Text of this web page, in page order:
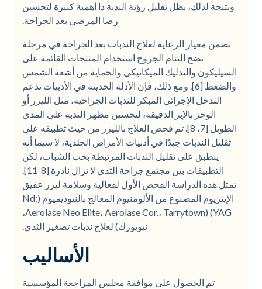
ونتيجة لذلك، يظل تقليل رؤية الندبة ذا أهمية كبيرة لتحسين
رضا المرضى بعد الجراحة.
تضمن معيار الرعاية لعلاج الندبات بعد الجراحة في مرحلة
نضج التئام الجروح استخدام المنتجات القائمة على
السيليكون والتدليك الميكانيكي والحماية من أشعة الشمس
والضغط [6]. ومع ذلك، فإن الأدلة الحديثة في الأدبيات تدعم
التدخل الإجرائي المبكر للندبات الجراحية، مثل الليزر أو
الوخز بالإبر الدقيقة، لتحسين مظهر الندبة على المدى
الطويل [7، 8]. تم فحص العلاج بالليزر من حيث تطبيقه على
تقليل الندبات جيدًا في أدبيات الأمراض الجلدية، لا سيما أنه
ينطبق على تقليل الندبات المرتبطة بحب الشباب، لكن
التطبيقات بين مجتمع جراحة الثدي لا تزال نادرة [8-11].
تمثل هذه الدراسة الفحص الأول لفعالية وسلامة ليزر عقيق
الإيتريوم المصنوع من الألومنيوم المعالج بالنيوديميوم (Nd:
YAG) (Aerolase Neo Elite، Aerolase Cor.، Tarrytown،
نيويورك) لعلاج ندبات تصغير الثدي.
الأساليب
تم الحصول على موافقة مجلس المراجعة المؤسسية